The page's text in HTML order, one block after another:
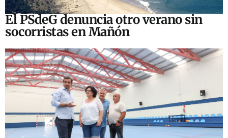
El PSdeG denuncia otro verano sin
socorristas en Mañón